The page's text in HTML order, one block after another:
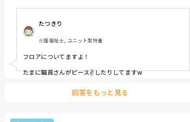
たつきり
介護福祉士, ユニット型特養
フロアについてますよ！
たまに職員さんがピース✌したりしてますw
回答をもっと見る